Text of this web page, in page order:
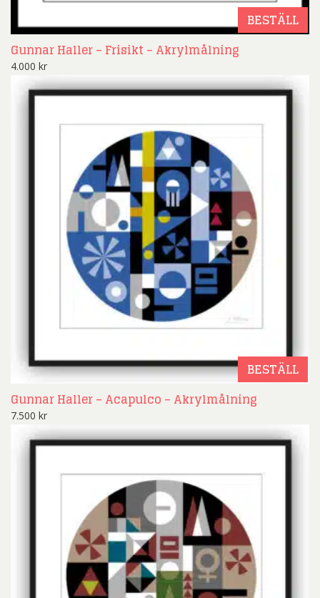
BESTÄLL
Gunnar Haller – Frisikt – Akrylmålning
4.000 kr
BESTÄLL
Gunnar Haller – Acapulco – Akrylmålning
7.500 kr